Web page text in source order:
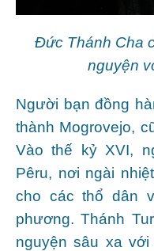
Đức Thánh Cha
nguyện
Người bạn đồng
thành Mogrovejo,
Vào thế kỷ XVI,
Pêru, nơi ngài
cho các thổ dân
phương. Thánh
nguyện sâu xa